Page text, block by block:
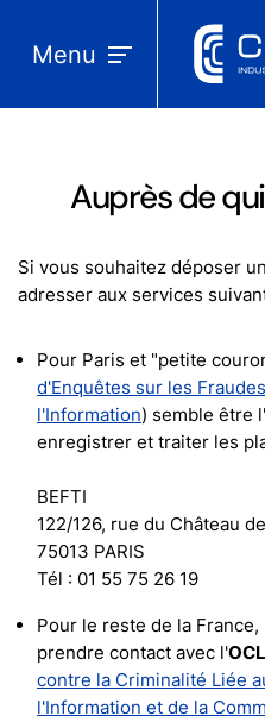
Menu
Auprès de
Si vous souhaitez déposer
adresser aux services
Pour Paris et "petite
d'Enquêtes sur les
l'Information) semble être
enregistrer et traiter les
BEFTI
122/126, rue du Château
75013 PARIS
Tél : 01 55 75 26 19
Pour le reste de la
prendre contact avec l'
contre la Criminalité Liée
l'Information et de la